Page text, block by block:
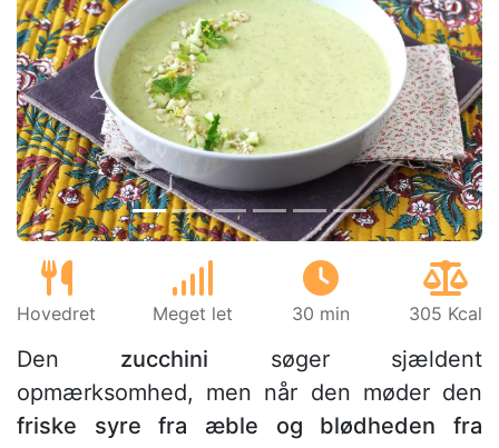
Tidligere
Hovedret Meget let 30 min 305 Kcal
Den zucchini søger sjældent
opmærksomhed, men når den møder den
friske syre fra æble og blødheden fra